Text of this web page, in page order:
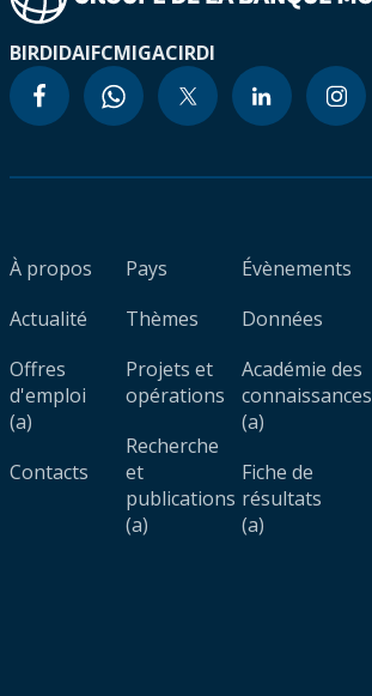
BIRDIDAIFCMIGACIRDI
À propos
Actualité
Offres
d'emploi
(a)
Contacts
Pays
Thèmes
Projets et
opérations
Recherche
et
publications
(a)
Évènements
Données
Académie des
connaissances
(a)
Fiche de
résultats
(a)